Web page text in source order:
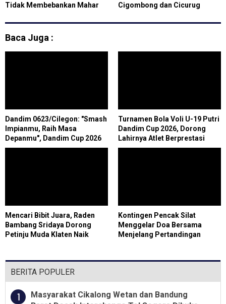
Tidak Membebankan Mahar
Cigombong dan Cicurug
Baca Juga :
Dandim 0623/Cilegon: "Smash
Impianmu, Raih Masa
Depanmu", Dandim Cup 2026
Siapkan Generasi Emas Voli
Turnamen Bola Voli U-19 Putri
Dandim Cup 2026, Dorong
Lahirnya Atlet Berprestasi
Mencari Bibit Juara, Raden
Bambang Sridaya Dorong
Petinju Muda Klaten Naik
Kontingen Pencak Silat
Menggelar Doa Bersama
Menjelang Pertandingan
BERITA POPULER
1
Masyarakat Cikalong Wetan dan Bandung